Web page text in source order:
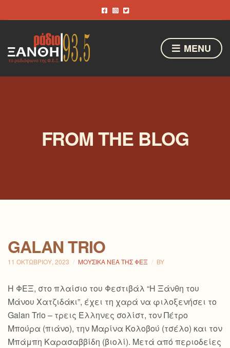
MENU
FROM THE BLOG
GALAN TRIO
11 ΟΚΤΩΒΡΊΟΥ, 2023 ΜΟΥΣΙΚΆ ΝΈΑ ΤΗΣ ΦΕΞ BY
Η ΦΕΞ, στο πλαίσιο τoυ Φεστιβάλ “Η Ξάνθη του
Μάνου Χατζιδάκι”, έχει τη χαρά να φιλοξενήσει το
Galan Trio – τρεις Έλληνες σολίστ, τον Πέτρο
Μπούρα (πιάνο), την Μαρίνα Κολοβού (τσέλο) και τον
Μπάμπη Καρασαββίδη (βιολί). Μετά από περιοδείες